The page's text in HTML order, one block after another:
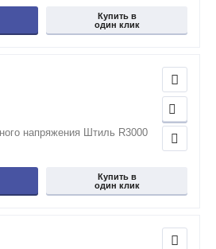
Купить в
один клик
напряжения Штиль R3000
Купить в
один клик